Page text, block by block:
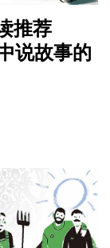
推荐
说故事的